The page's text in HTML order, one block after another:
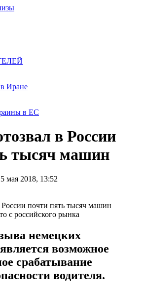
Иране
в ЕС
в России
тысяч машин
мая 2018, 13:52
с российского рынка
немецких
возможное
срабатывание
водителя.